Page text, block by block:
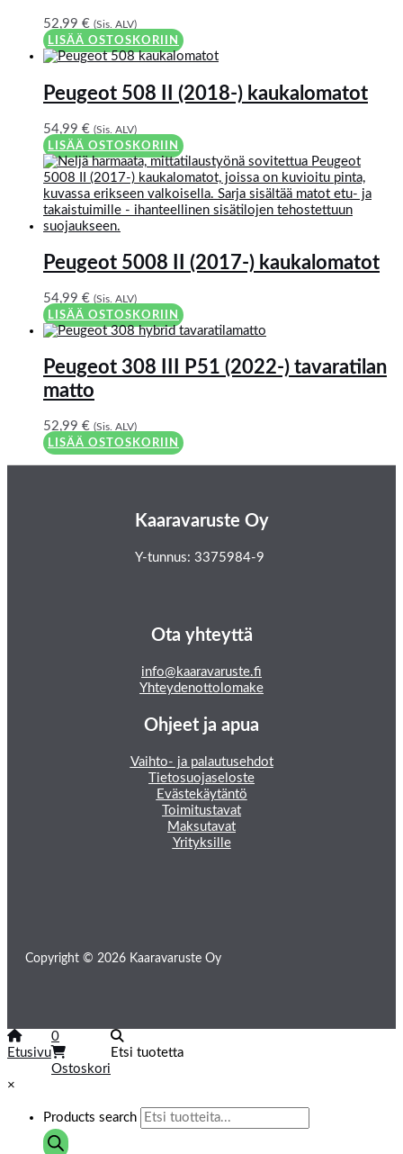
52,99 € (Sis. ALV)
LISÄÄ OSTOSKORIIN
Peugeot 508 II (2018-) kaukalomatot
54,99 € (Sis. ALV)
LISÄÄ OSTOSKORIIN
Peugeot 5008 II (2017-) kaukalomatot
54,99 € (Sis. ALV)
LISÄÄ OSTOSKORIIN
Peugeot 308 III P51 (2022-) tavaratilan
matto
52,99 € (Sis. ALV)
LISÄÄ OSTOSKORIIN
Kaaravaruste Oy
Y-tunnus: 3375984-9
Ota yhteyttä
info@kaaravaruste.fi
Yhteydenottolomake
Ohjeet ja apua
Vaihto- ja palautusehdot
Tietosuojaseloste
Evästekäytäntö
Toimitustavat
Maksutavat
Yrityksille
Copyright © 2026 Kaaravaruste Oy
Etusivu
0
Ostoskori
Etsi tuotetta
×
Products search